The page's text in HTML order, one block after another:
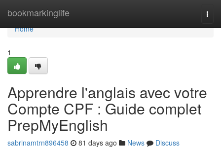
bookmarkinglife
Home
Home
1
Apprendre l'anglais avec votre
Compte CPF : Guide complet
PrepMyEnglish
sabrinamtrn896458 81 days ago News
Discuss